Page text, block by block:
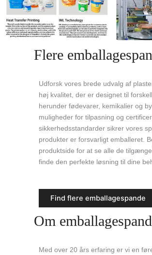
Flere
Udforsk vores brede udvalg af
høj kvalitet, der er designet til
herunder fødevarer, kemikalier og
muligheder for tilpasning og
sikkerhedsstandarder sikrer vores
produkter er forsvarligt emballeret.
produktside for at se alle de
finde den perfekte løsning til dine
Find flere emballagespande
Om
Med over 20 års erfaring er vi en